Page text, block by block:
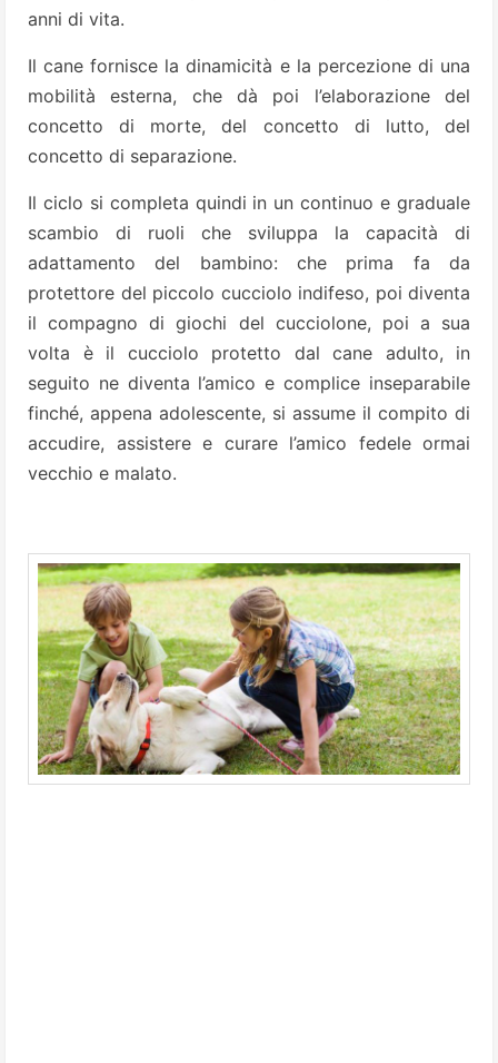
anni di vita.
Il cane fornisce la dinamicità e la percezione di una
mobilità esterna, che dà poi l’elaborazione del
concetto di morte, del concetto di lutto, del
concetto di separazione.
Il ciclo si completa quindi in un continuo e graduale
scambio di ruoli che sviluppa la capacità di
adattamento del bambino: che prima fa da
protettore del piccolo cucciolo indifeso, poi diventa
il compagno di giochi del cucciolone, poi a sua
volta è il cucciolo protetto dal cane adulto, in
seguito ne diventa l’amico e complice inseparabile
finché, appena adolescente, si assume il compito di
accudire, assistere e curare l’amico fedele ormai
vecchio e malato.